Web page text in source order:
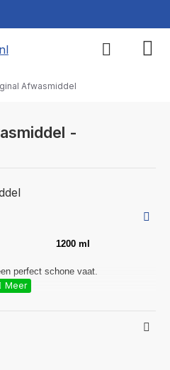
Afwasmiddel
-
ml
perfect schone vaat.